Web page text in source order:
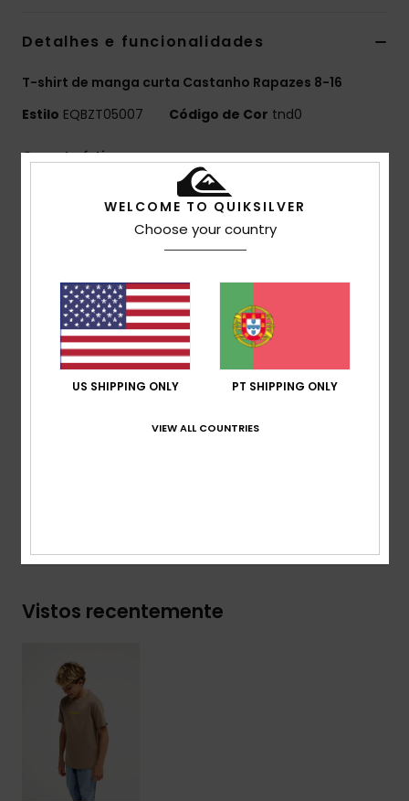
Detalhes e funcionalidades
T-shirt de manga curta Castanho Rapazes 8-16
Estilo EQBZT05007 Código de Cor tnd0
Características
25% algodão reciclado proveniente de resíduos
reciclado [160 g/m2]
Corte:corte Regular
Gola:gola redonda
Outros:serigrafia no peito
Vistos recentemente
WELCOME TO QUIKSILVER
Choose your country
US SHIPPING ONLY PT SHIPPING ONLY
VIEW ALL COUNTRIES